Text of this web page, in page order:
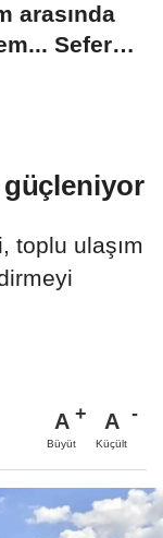
arasında
Sefer
güçleniyor
toplu ulaşım
A
Büyüt
A
Küçült